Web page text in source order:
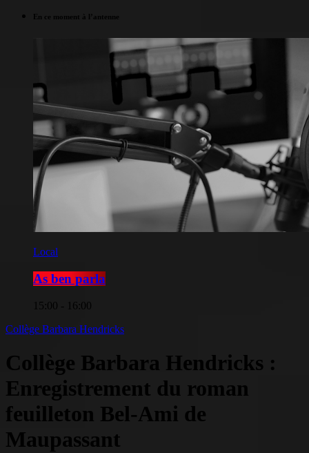
En ce moment à l’antenne
Local
As ben parla
15:00 - 16:00
Collège Barbara Hendricks
Collège Barbara Hendricks :
Enregistrement du roman
feuilleton Bel-Ami de
Maupassant